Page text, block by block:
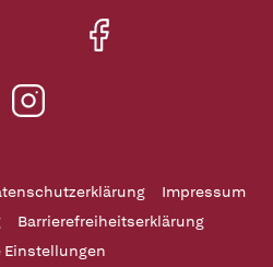
Impressum
Barrierefreiheitserklärung
Einstellungen